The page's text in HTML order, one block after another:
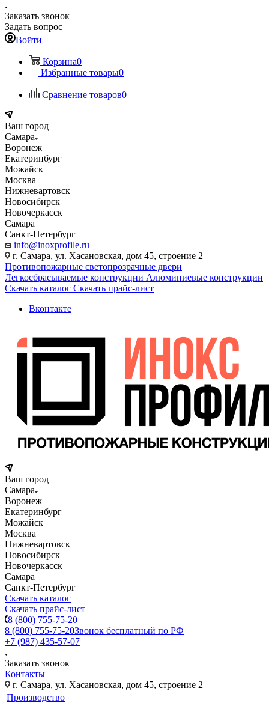
Заказать звонок
Задать вопрос
Войти
Корзина0
Избранные товары0
Сравнение товаров0
Ваш город
Самара
Воронеж
Екатеринбург
Можайск
Москва
Нижневартовск
Новосибирск
Новочеркасск
Самара
Санкт-Петербург
info@inoxprofile.ru
г. Самара, ул. Хасановская, дом 45, строение 2
Противопожарные светопрозрачные двери
Легкосбрасываемые конструкции Алюминиевые конструкции
Скачать каталог Скачать прайс-лист
Вконтакте
Ваш город
Самара
Воронеж
Екатеринбург
Можайск
Москва
Нижневартовск
Новосибирск
Новочеркасск
Самара
Санкт-Петербург
Скачать каталог
Скачать прайс-лист
8 (800) 755-75-20
8 (800) 755-75-20Звонок бесплатный по РФ
+7 (987) 435-57-07
Заказать звонок
Контакты
г. Самара, ул. Хасановская, дом 45, строение 2
Производство